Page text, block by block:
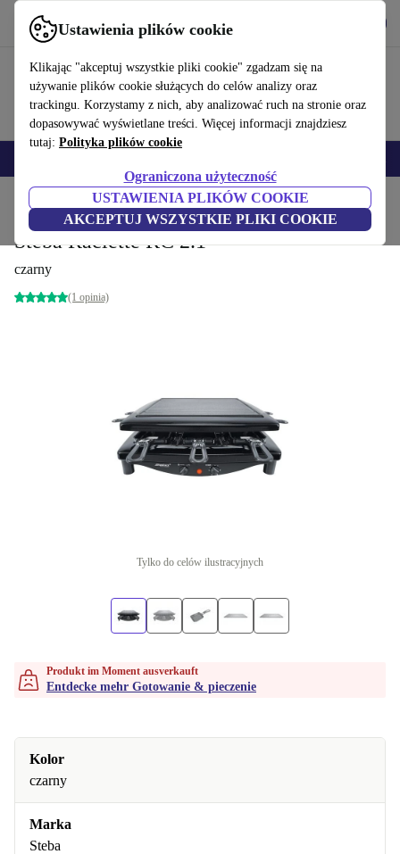
Ustawienia plików cookie
Klikając "akceptuj wszystkie pliki cookie" zgadzam się na
używanie plików cookie służących do celów analizy oraz
trackingu. Korzystamy z nich, aby analizować ruch na stronie oraz
dopasowywać wyświetlane treści. Więcej informacji znajdziesz
tutaj: Polityka plików cookie
Ograniczona użyteczność
USTAWIENIA PLIKÓW COOKIE
AKCEPTUJ WSZYSTKIE PLIKI COOKIE
Korzystaj z refurbed szybko i łatwo
Produkty Kuchnia Sprzęt kuchenny Gotowanie & pieczenie
Steba Raclette RC 2.1
czarny
(1 opinia)
Tylko do celów ilustracyjnych
Produkt im Moment ausverkauft
Entdecke mehr Gotowanie & pieczenie
Kolor
czarny
Marka
Steba